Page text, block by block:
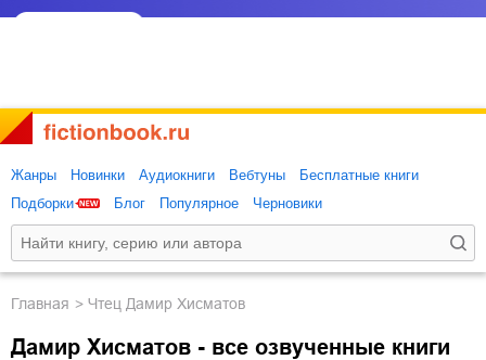
Жанры Новинки Аудиокниги Вебтуны
Бесплатные книги
Подборки
Блог Популярное Черновики
Главная Чтец Дамир Хисматов
Дамир Хисматов - все озвученные книги